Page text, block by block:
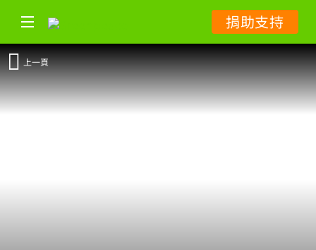
捐助支持
上一頁